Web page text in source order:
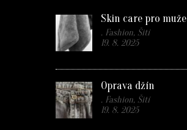
Skin care pro muže
. Fashion, Šití
19. 8. 2025
Oprava džín
. Fashion, Šití
19. 8. 2025